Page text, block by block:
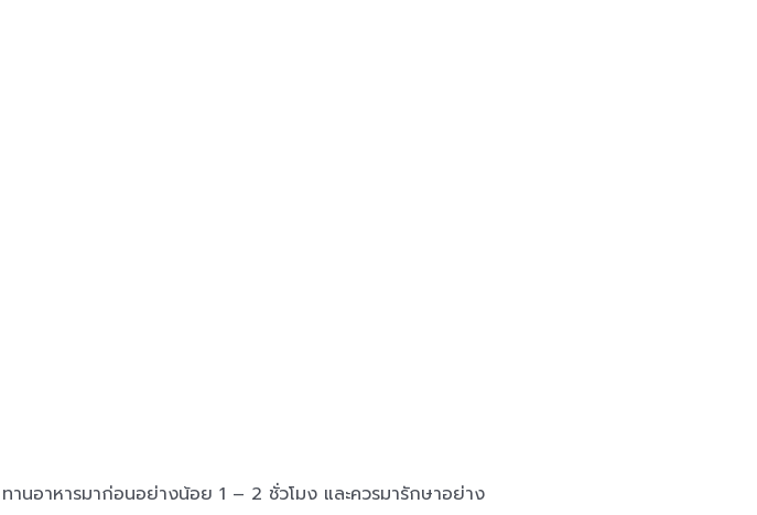
นอาหารมาก่อนอย่างน้อย 1 – 2 ชั่วโมง และควรมารักษาอย่าง